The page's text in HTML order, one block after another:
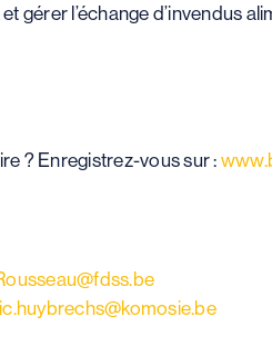
gérer l’échange d’invendus
? Enregistrez-vous sur :